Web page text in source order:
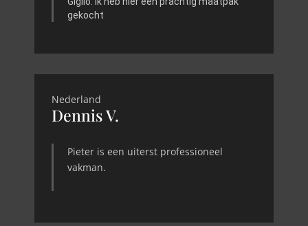
gekocht
Nederland
Dennis V.
Pieter is een uiterst professioneel
vakman.